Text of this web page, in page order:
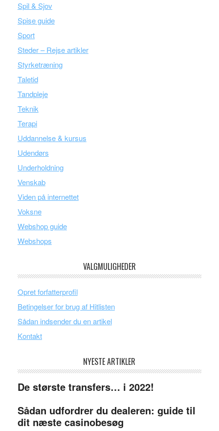
Spil & Sjov
Spise guide
Sport
Steder – Rejse artikler
Styrketræning
Taletid
Tandpleje
Teknik
Terapi
Uddannelse & kursus
Udendørs
Underholdning
Venskab
Viden på internettet
Voksne
Webshop guide
Webshops
VALGMULIGHEDER
Opret forfatterprofil
Betingelser for brug af Hitlisten
Sådan indsender du en artikel
Kontakt
NYESTE ARTIKLER
De største transfers… i 2022!
Sådan udfordrer du dealeren: guide til
dit næste casinobesøg